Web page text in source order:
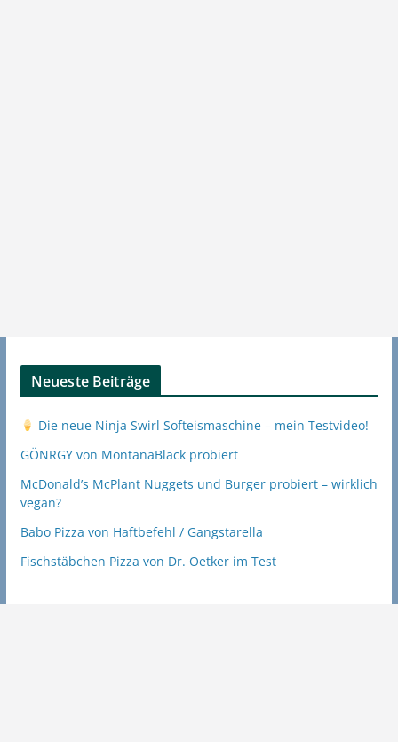
Neueste Beiträge
Die neue Ninja Swirl Softeismaschine – mein Testvideo!
GÖNRGY von MontanaBlack probiert
McDonald’s McPlant Nuggets und Burger probiert – wirklich
vegan?
Babo Pizza von Haftbefehl / Gangstarella
Fischstäbchen Pizza von Dr. Oetker im Test